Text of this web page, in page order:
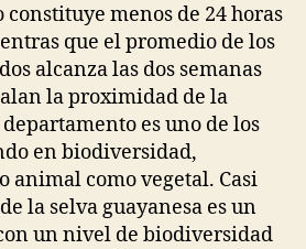
menos de 24 horas
que el promedio de los
alcanza las dos semanas
la proximidad de la
es uno de los
en biodiversidad,
animal como vegetal. Casi
la selva guayanesa es un
un nivel de biodiversidad